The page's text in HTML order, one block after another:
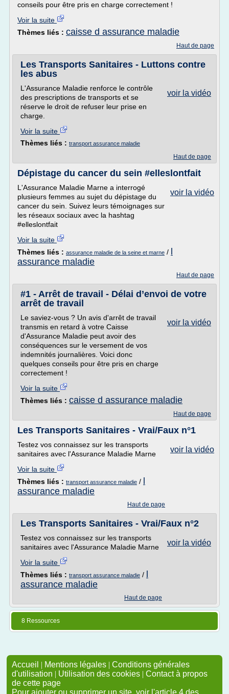
conseils pour être pris en charge correctement !
Voir la suite
Thèmes liés : caisse d assurance maladie
Haut de page
Les Transports Sanitaires - Luttons contre
les abus
voir la vidéo
L'Assurance Maladie renforce le contrôle
des prescriptions de transports et se
réserve le droit de refuser leur prise en
charge.
Voir la suite
Thèmes liés : transport assurance maladie
Haut de page
Dépistage du cancer du sein #elleslontfait
voir la vidéo
L'Assurance Maladie Marne a interrogé
plusieurs femmes au sujet du dépistage du
cancer du sein. Suivez leurs témoignages sur
les réseaux sociaux avec la hashtag
#elleslontfait
Voir la suite
Thèmes liés : assurance maladie de la seine et marne /
assurance maladie
Haut de page
#1 - Arrêt de travail - Délai d’envoi de votre
arrêt de travail
voir la vidéo
Le saviez-vous ? Un avis d'arrêt de travail
transmis en retard à votre Caisse
d'Assurance Maladie peut avoir des
conséquences sur le versement de vos
indemnités journalières. Voici donc
quelques conseils pour être pris en charge
correctement !
Voir la suite
Thèmes liés : caisse d assurance maladie
Haut de page
Les Transports Sanitaires - Vrai/Faux n°1
voir la vidéo
Testez vos connaissez sur les transports
sanitaires avec l'Assurance Maladie Marne
Voir la suite
Thèmes liés : transport assurance maladie /
assurance maladie
Haut de page
Les Transports Sanitaires - Vrai/Faux n°2
voir la vidéo
Testez vos connaissez sur les transports
sanitaires avec l'Assurance Maladie Marne
Voir la suite
Thèmes liés : transport assurance maladie /
assurance maladie
Haut de page
8 Ressources
Accueil | Mentions légales | Conditions générales
d'utilisation | Utilisation des cookies | Contact à propos
de cette page
Pour ajouter ou supprimer un site, voir l'article 4 des